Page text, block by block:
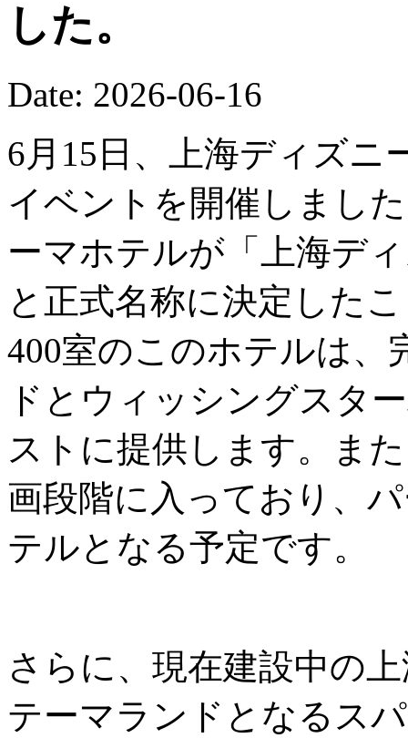
した。
Date: 2026-06-16
6月15日、上海ディズニ
イベントを開催しまし
ーマホテルが「上海デ
と正式名称に決定した
400室のこのホテルは、
ドとウィッシングスタ
ストに提供します。ま
画段階に入っており、
テルとなる予定です。
さらに、現在建設中の
テーマランドとなるス